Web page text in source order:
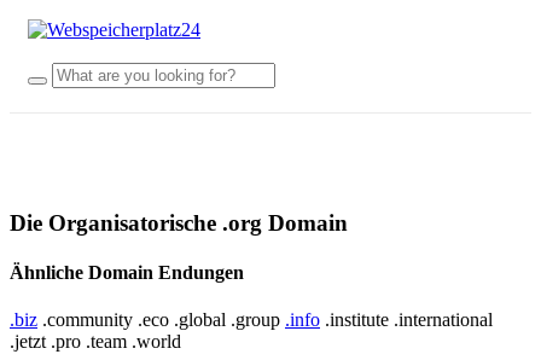
Die Organisatorische .org Domain
Ähnliche Domain Endungen
.biz .community .eco .global .group .info .institute .international
.jetzt .pro .team .world